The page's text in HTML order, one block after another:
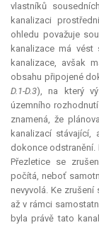
vlastníků
kanalizaci
ohledu považuje
kanalizace má
kanalizace, avšak
obsahu připojené
D.1-D.3), na který
územního
znamená, že
kanalizací stávající,
dokonce odstranění.
Přezletice se
počítá, neboť
nevyvolá. Ke
až v rámci
byla právě tato